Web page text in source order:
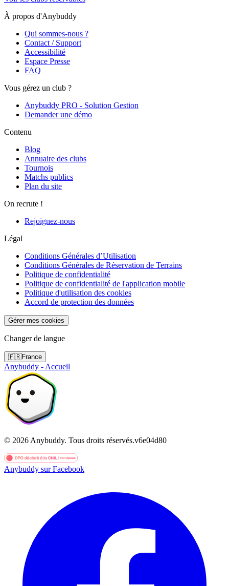
À propos d'Anybuddy
Qui sommes-nous ?
Contact / Support
Accessibilité
Espace Presse
FAQ
Vous gérez un club ?
Anybuddy PRO - Solution Gestion
Demander une démo
Contenu
Blog
Annuaire des clubs
Tournois
Matchs publics
Plan du site
On recrute !
Rejoignez-nous
Légal
Conditions Générales d’Utilisation
Conditions Générales de Réservation de Terrains
Politique de confidentialité
Politique de confidentialité de l'application mobile
Politique d'utilisation des cookies
Accord de protection des données
Gérer mes cookies
Changer de langue
🇫🇷France
Anybuddy - Accueil
© 2026 Anybuddy. Tous droits réservés.v6e04d80
Anybuddy sur Facebook